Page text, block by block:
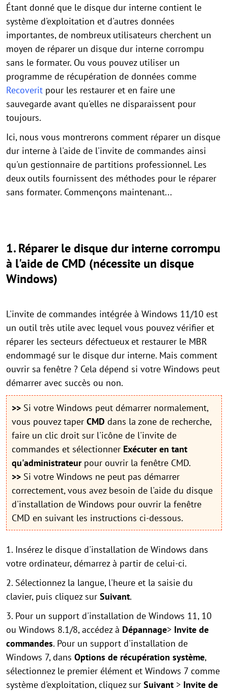
Étant donné que le disque dur interne contient le
système d'exploitation et d'autres données
importantes, de nombreux utilisateurs cherchent un
moyen de réparer un disque dur interne corrompu
sans le formater. Ou vous pouvez utiliser un
programme de récupération de données comme
Recoverit pour les restaurer et en faire une
sauvegarde avant qu'elles ne disparaissent pour
toujours.
Ici, nous vous montrerons comment réparer un disque
dur interne à l'aide de l'invite de commandes ainsi
qu'un gestionnaire de partitions professionnel. Les
deux outils fournissent des méthodes pour le réparer
sans formater. Commençons maintenant...
1. Réparer le disque dur interne corrompu
à l'aide de CMD (nécessite un disque
Windows)
L'invite de commandes intégrée à Windows 11/10 est
un outil très utile avec lequel vous pouvez vérifier et
réparer les secteurs défectueux et restaurer le MBR
endommagé sur le disque dur interne. Mais comment
ouvrir sa fenêtre ? Cela dépend si votre Windows peut
démarrer avec succès ou non.
>> Si votre Windows peut démarrer normalement,
vous pouvez taper CMD dans la zone de recherche,
faire un clic droit sur l'icône de l'invite de
commandes et sélectionner Exécuter en tant
qu'administrateurpour ouvrir la fenêtre CMD.
>> Si votre Windows ne peut pas démarrer
correctement, vous avez besoin de l'aide du disque
d'installation de Windows pour ouvrir la fenêtre
CMD en suivant les instructions ci-dessous.
1. Insérez le disque d'installation de Windows dans
votre ordinateur, démarrez à partir de celui-ci.
2. Sélectionnez la langue, l'heure et la saisie du
clavier, puis cliquez sur Suivant.
3. Pour un support d'installation de Windows 11, 10
ou Windows 8.1/8, accédez à Dépannage> Invite de
commandes. Pour un support d'installation de
Windows 7, dans Options de récupération système,
sélectionnez le premier élément et Windows 7 comme
système d'exploitation, cliquez sur Suivant > Invite de